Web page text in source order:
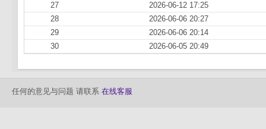
27
2026-06-12 17:25
28
2026-06-06 20:27
29
2026-06-06 20:14
30
2026-06-05 20:49
任何的意见与问题 请联系 在线客服